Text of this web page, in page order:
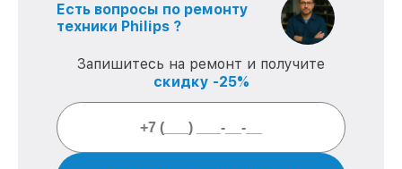
Есть вопросы по ремонту
техники Philips ?
Запишитесь на ремонт и получите
скидку -25%